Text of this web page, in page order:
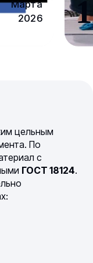
Марта
2026
цельным
По
с
ГОСТ 18124.